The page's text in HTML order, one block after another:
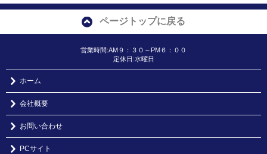
ページトップに戻る
営業時間:AM９：３０～PM６：００
定休日:水曜日
ホーム
会社概要
お問い合わせ
PCサイト